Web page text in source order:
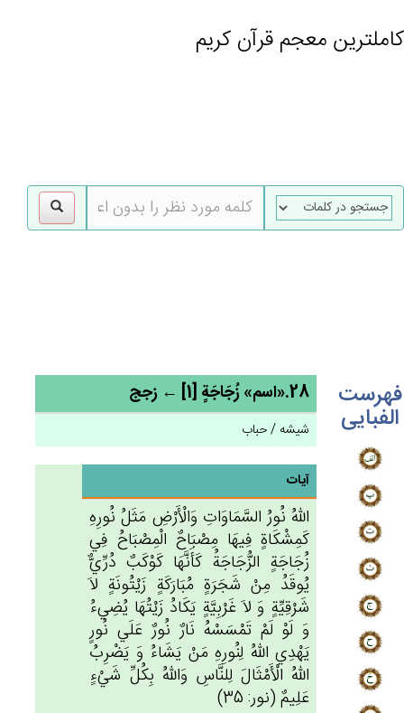
کاملترین معجم قرآن کریم
فهرست
الفبایی
28.«اسم» زُجَاجَة‌ٍ [1] ← زجج
شیشه / حباب
آیات
الله‌ُ نُورُ السَّمَاوَات‌ِ وَالْأَرْض‌ِ مَثَل‌ُ نُورِه‌ِ
كَمِشْكَاة‌ٍ فِيهَا مِصْبَاح‌ٌ الْمِصْبَاح‌ُ فِي‌
زُجَاجَة‌ٍ الزُّجَاجَة‌ُ كَأَنَّهَا كَوْكَب‌ٌ دُرِّي‌ٌّ
يُوقَدُ مِنْ‌ شَجَرَة‌ٍ مُبَارَكَة‌ٍ زَيْتُونَة‌ٍ لاَ
شَرْقِيِّة‌ٍ وَ لاَ غَرْبِيَّة‌ٍ يَكَادُ زَيْتُهَا يُضِي‌ءُ
وَ لَوْ لَم‌ْ تَمْسَسْه‌ُ نَارٌ نُورٌ عَلَي‌ نُورٍ
يَهْدِي‌ الله‌ُ لِنُورِه‌ِ مَنْ‌ يَشَاءُ وَ يَضْرِب‌ُ
الله‌ُ الْأَمْثَال‌َ لِلنَّاس‌ِ وَالله‌ُ بِكُل‌ِّ شَي‌ْءٍ
عَلِيم‌ٌ (نور: 35)